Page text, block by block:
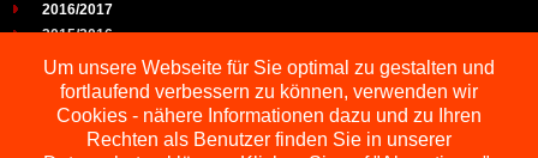
2016/2017
2015/2016
2014/2015
2013/2014
2012/2013
2011/2012
Um unsere Webseite für Sie optimal zu gestalten und
fortlaufend verbessern zu können, verwenden wir
Cookies - nähere Informationen dazu und zu Ihren
Rechten als Benutzer finden Sie in unserer